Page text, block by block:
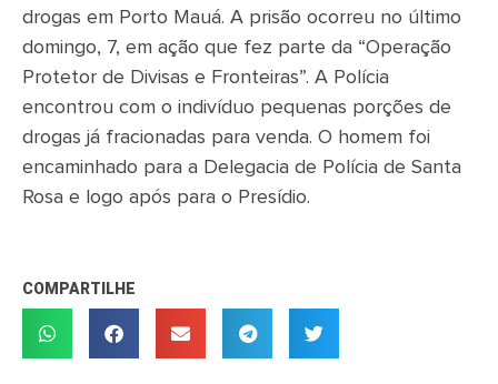
drogas em Porto Mauá. A prisão ocorreu no último
domingo, 7, em ação que fez parte da “Operação
Protetor de Divisas e Fronteiras”. A Polícia
encontrou com o indivíduo pequenas porções de
drogas já fracionadas para venda. O homem foi
encaminhado para a Delegacia de Polícia de Santa
Rosa e logo após para o Presídio.
COMPARTILHE